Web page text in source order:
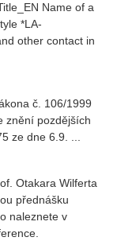
Name of a
*LA-
other contact in
č. 106/1999
znění pozdějších
ze dne 6.9. ...
Otakara Wilferta
přednášku
naleznete v